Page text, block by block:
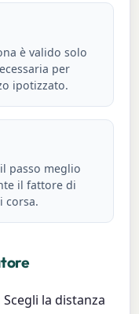
è valido solo
per
ipotizzato.
passo meglio
il fattore di
corsa.
Scegli la distanza